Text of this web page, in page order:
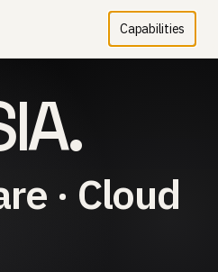
Capabilities
· Cloud